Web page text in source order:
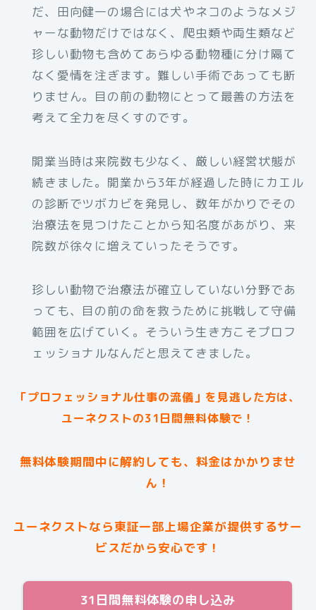
だ、田向健一の場合には犬やネコのようなメジ
ャーな動物だけではなく、爬虫類や両生類など
珍しい動物も含めてあらゆる動物種に分け隔て
なく愛情を注ぎます。難しい手術であっても断
りません。目の前の動物にとって最善の方法を
考えて全力を尽くすのです。
開業当時は来院数も少なく、厳しい経営状態が
続きました。開業から3年が経過した時にカエル
の診断でツボカビを発見し、数年がかりでその
治療法を見つけたことから知名度があがり、来
院数が徐々に増えていったそうです。
珍しい動物で治療法が確立していない分野であ
っても、目の前の命を救うために挑戦して守備
範囲を広げていく。そういう生き方こそプロフ
ェッショナルなんだと思えてきました。
「プロフェッショナル仕事の流儀」を見逃した方は、
ユーネクストの31日間無料体験で！
無料体験期間中に解約しても、料金はかかりませ
ん！
ユーネクストなら東証一部上場企業が提供するサー
ビスだから安心です！
31日間無料体験の申し込み